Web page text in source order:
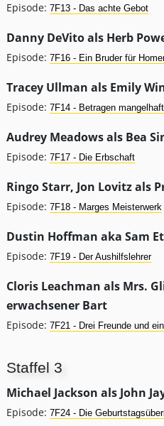
Episode: 7F13 - Das achte Gebot
Danny DeVito als Herb
Episode: 7F16 - Ein Bruder für
Tracey Ullman als Emily
Episode: 7F14 - Betragen mangelhaft
Audrey Meadows als Bea
Episode: 7F17 - Die Erbschaft
Ringo Starr, Jon Lovitz als
Episode: 7F18 - Marges Meisterwerk
Dustin Hoffman aka Sam
Episode: 7F19 - Der Aushilfslehrer
Cloris Leachman als Mrs.
erwachsener Bart
Episode: 7F21 - Drei Freunde und
Staffel 3
Michael Jackson als John
Episode: 7F24 - Die